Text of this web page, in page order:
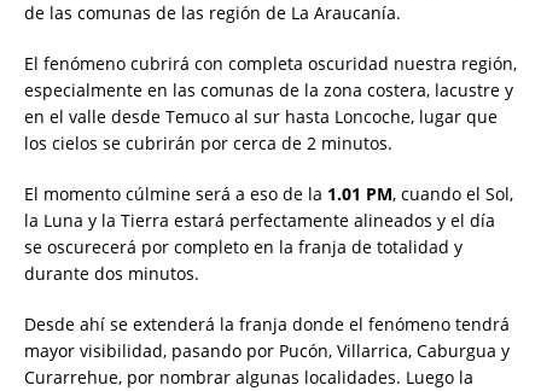
de las comunas de las región de La Araucanía.
El fenómeno cubrirá con completa oscuridad nuestra región,
especialmente en las comunas de la zona costera, lacustre y
en el valle desde Temuco al sur hasta Loncoche, lugar que
los cielos se cubrirán por cerca de 2 minutos.
El momento cúlmine será a eso de la 1.01 PM, cuando el Sol,
la Luna y la Tierra estará perfectamente alineados y el día
se oscurecerá por completo en la franja de totalidad y
durante dos minutos.
Desde ahí se extenderá la franja donde el fenómeno tendrá
mayor visibilidad, pasando por Pucón, Villarrica, Caburgua y
Curarrehue, por nombrar algunas localidades. Luego la